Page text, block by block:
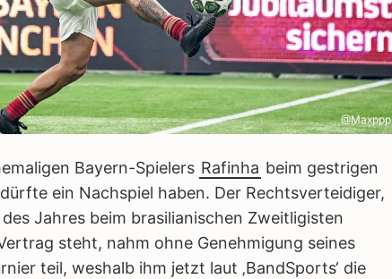
@Maxppp
Bayern-Spielers Rafinha beim gestrigen
ein Nachspiel haben. Der Rechtsverteidiger,
Jahres beim brasilianischen Zweitligisten
steht, nahm ohne Genehmigung seines
teil, weshalb ihm jetzt laut ‚BandSports‘ die